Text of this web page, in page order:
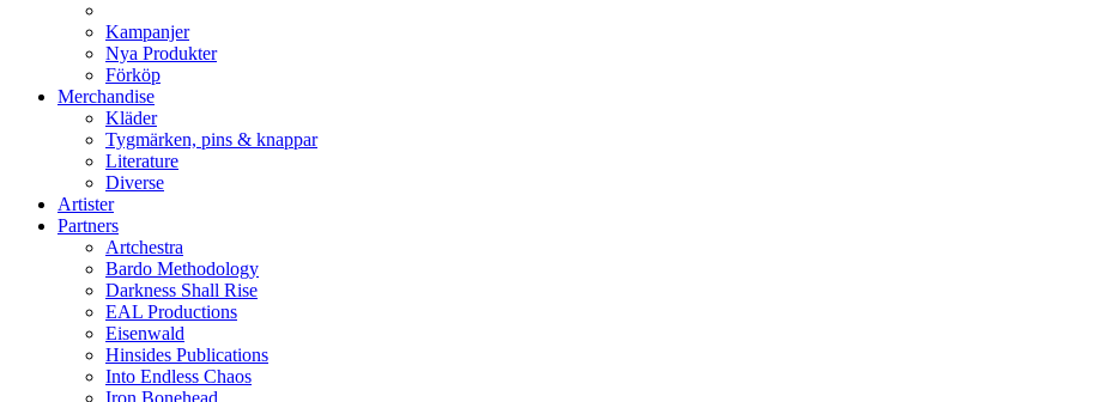
Kampanjer
Nya Produkter
Förköp
Merchandise
Kläder
Tygmärken, pins & knappar
Literature
Diverse
Artister
Partners
Artchestra
Bardo Methodology
Darkness Shall Rise
EAL Productions
Eisenwald
Hinsides Publications
Into Endless Chaos
Iron Bonehead